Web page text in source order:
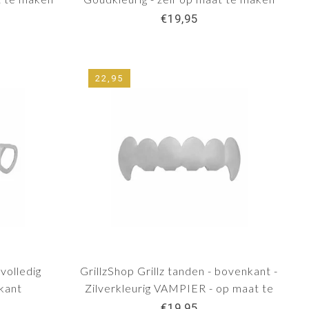
€19,95
22,95
GrillzShop Grillz tanden - bovenkant -
Zilverkleurig VAMPIER - op maat te
maken